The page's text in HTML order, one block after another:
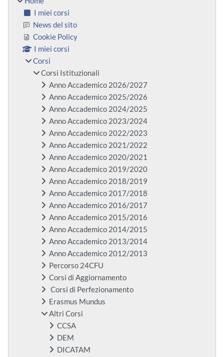
I miei corsi
News del sito
Cookie Policy
I miei corsi
Corsi
Corsi Istituzionali
Anno Accademico 2026/2027
Anno Accademico 2025/2026
Anno Accademico 2024/2025
Anno Accademico 2023/2024
Anno Accademico 2022/2023
Anno Accademico 2021/2022
Anno Accademico 2020/2021
Anno Accademico 2019/2020
Anno Accademico 2018/2019
Anno Accademico 2017/2018
Anno Accademico 2016/2017
Anno Accademico 2015/2016
Anno Accademico 2014/2015
Anno Accademico 2013/2014
Anno Accademico 2012/2013
Percorso 24CFU
Corsi di Aggiornamento
Corsi di Perfezionamento
Erasmus Mundus
Altri Corsi
CCSA
DEM
DICATAM